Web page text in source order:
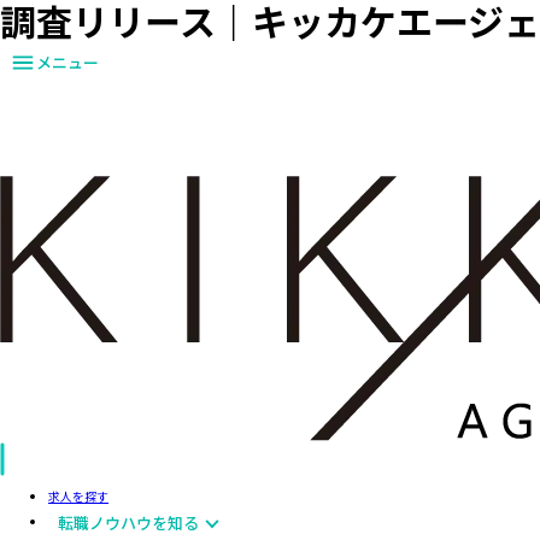
調査リリース｜キッカケエージ
メニュー
求人を探す
転職ノウハウを知る